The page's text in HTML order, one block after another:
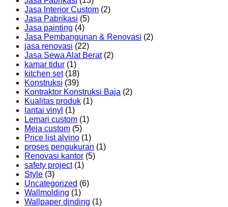
Jasa Interior Custom (2)
Jasa Pabrikasi (5)
Jasa painting (4)
Jasa Pembangunan & Renovasi (2)
jasa renovasi (22)
Jasa Sewa Alat Berat(2)
kamar tidur (1)
kitchen set(18)
Konstruksi (39)
Kontraktor Konstruksi Baja (2)
Kualitas produk (1)
lantai vinyl (1)
Lemari custom (1)
Meja custom (5)
Price list alvino (1)
proses pengukuran (1)
Renovasi kantor (5)
safety project(1)
Style (3)
Uncategorized (6)
Wallmolding (1)
Wallpaper dinding (1)